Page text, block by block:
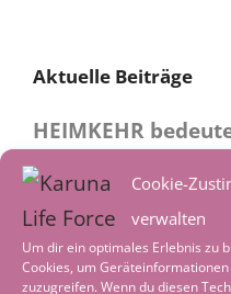
Cookie-
verwalten
Um dir ein optimales Erlebnis zu
Cookies, um
zuzugreifen. Wenn du diesen
Aktuelle Beiträge
HEIMKEHR
August 2026
Heimkehr – in ein
Nervensystem 2.
Worte der